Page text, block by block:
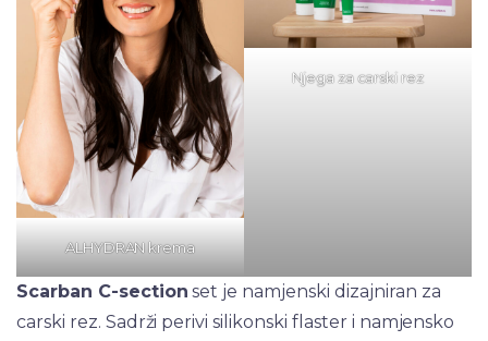
ALHYDRAN krema
Njega za carski rez
Scarban C-section set je namjenski dizajniran za
carski rez. Sadrži perivi silikonski flaster i namjensko